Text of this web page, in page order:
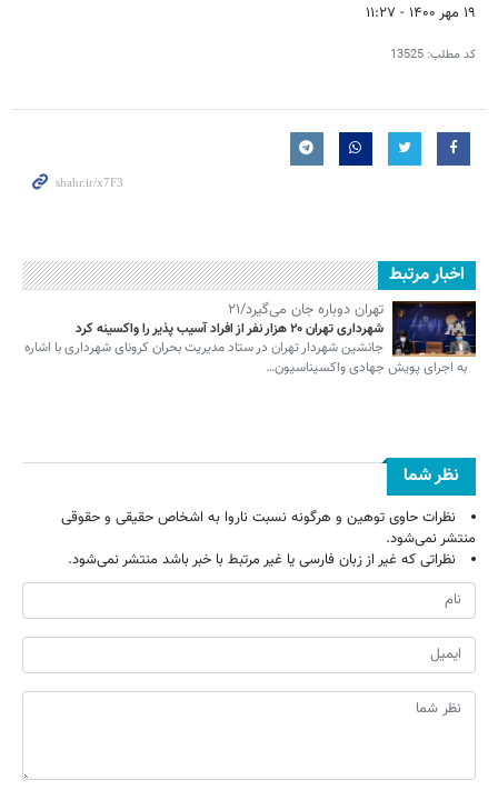
۱۹ مهر ۱۴۰۰ - ۱۱:۲۷
کد مطلب: 13525
اخبار مرتبط
تهران دوباره جان می‌گیرد/۲۱
شهرداری تهران ۲۰ هزار نفر از افراد آسیب پذیر را واکسینه کرد
جانشین شهردار تهران در ستاد مدیریت بحران کرونای شهرداری با اشاره
به اجرای پویش جهادی واکسیناسیون…
نظر شما
نظرات حاوی توهین و هرگونه نسبت ناروا به اشخاص حقیقی و حقوقی
منتشر نمی‌شود.
نظراتی که غیر از زبان فارسی یا غیر مرتبط با خبر باشد منتشر نمی‌شود.